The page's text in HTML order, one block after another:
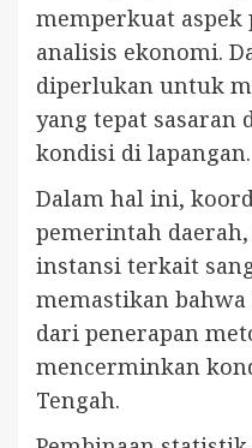
memperkuat aspek
analisis ekonomi.
diperlukan untuk
yang tepat sasaran
kondisi di lapangan.
Dalam hal ini,
pemerintah daerah,
instansi terkait
memastikan
dari penerapan
mencerminkan
Tengah.